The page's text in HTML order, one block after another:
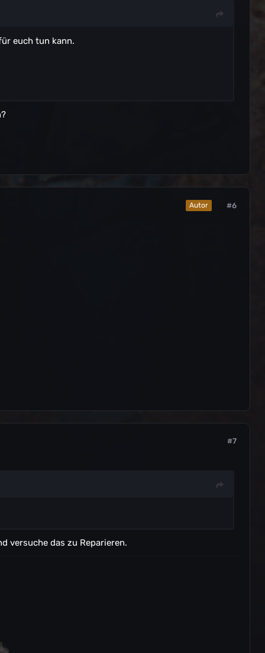
euch tun kann.
Autor #6
#7
versuche das zu Reparieren.